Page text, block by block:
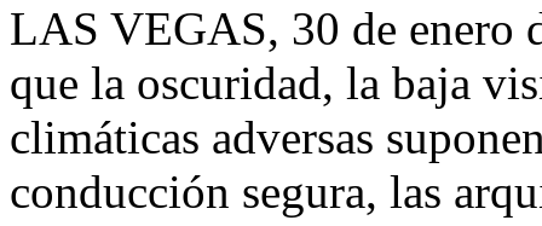
LAS VEGAS, 30 de enero
que la oscuridad, la baja
climáticas adversas
conducción segura, las